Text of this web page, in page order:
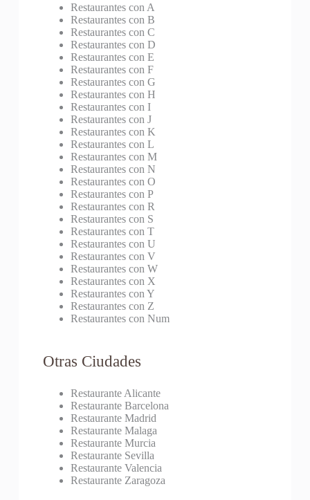
Restaurantes con A
Restaurantes con B
Restaurantes con C
Restaurantes con D
Restaurantes con E
Restaurantes con F
Restaurantes con G
Restaurantes con H
Restaurantes con I
Restaurantes con J
Restaurantes con K
Restaurantes con L
Restaurantes con M
Restaurantes con N
Restaurantes con O
Restaurantes con P
Restaurantes con R
Restaurantes con S
Restaurantes con T
Restaurantes con U
Restaurantes con V
Restaurantes con W
Restaurantes con X
Restaurantes con Y
Restaurantes con Z
Restaurantes con Num
Otras Ciudades
Restaurante Alicante
Restaurante Barcelona
Restaurante Madrid
Restaurante Malaga
Restaurante Murcia
Restaurante Sevilla
Restaurante Valencia
Restaurante Zaragoza